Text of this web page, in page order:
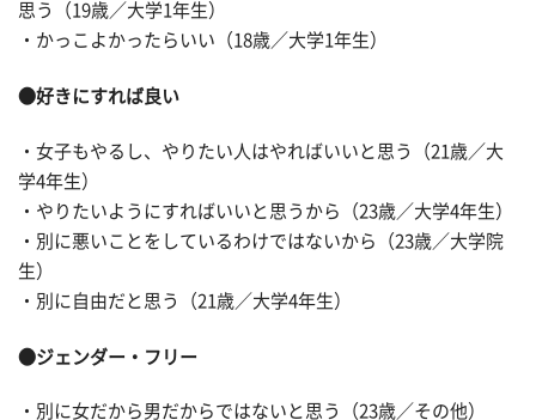
思う（19歳／大学1年生）
・かっこよかったらいい（18歳／大学1年生）
●好きにすれば良い
・女子もやるし、やりたい人はやればいいと思う（21歳／大
学4年生）
・やりたいようにすればいいと思うから（23歳／大学4年生）
・別に悪いことをしているわけではないから（23歳／大学院
生）
・別に自由だと思う（21歳／大学4年生）
●ジェンダー・フリー
・別に女だから男だからではないと思う（23歳／その他）